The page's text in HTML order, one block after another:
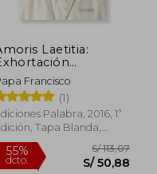
55%
Laetitia:
Sobre el
en la Familia
mc nº
Francisco
(1)
Palabra, 2016, 1ª
Tapa Blanda,